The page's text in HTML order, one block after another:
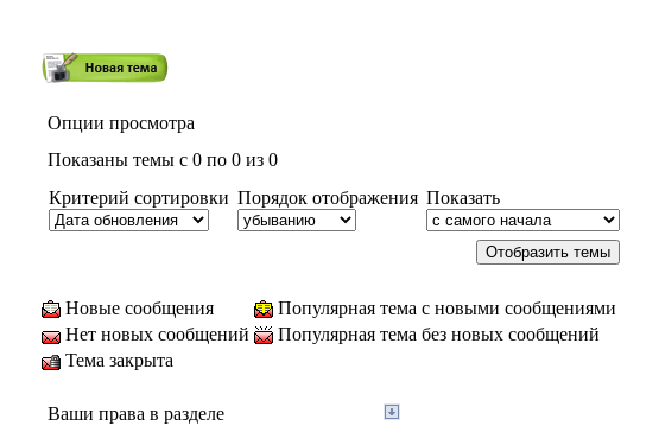
Опции просмотра
Показаны темы с 0 по 0 из 0
Критерий сортировки Порядок отображения Показать
Новые сообщения
Популярная тема с новыми сообщениями
Нет новых сообщений
Популярная тема без новых сообщений
Тема закрыта
Ваши права в разделе